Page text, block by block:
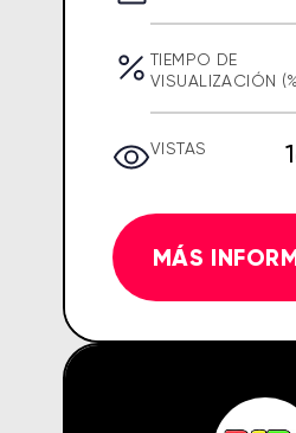
TIEMPO DE
VISUALIZACIÓN
VISTAS
MÁS